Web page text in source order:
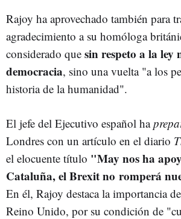
Rajoy ha aprovechado también para
agradecimiento a su homóloga
considerado que sin respeto a la ley
democracia, sino una vuelta "a los
historia de la humanidad".
El jefe del Ejecutivo español ha
Londres con un artículo en el diario
el elocuente título "May nos ha
Cataluña, el Brexit no romperá
En él, Rajoy destaca la importancia
Reino Unido, por su condición de